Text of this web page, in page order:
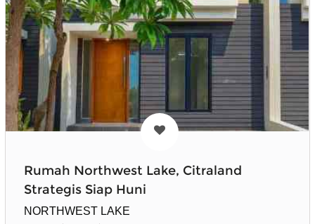
Rumah Northwest Lake, Citraland
Strategis Siap Huni
NORTHWEST LAKE